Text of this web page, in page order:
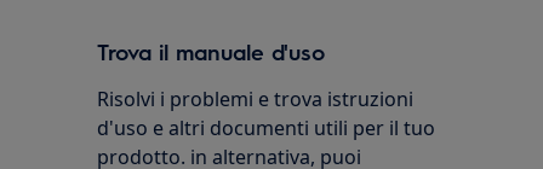
Trova il manuale d'uso
Risolvi i problemi e trova istruzioni
d'uso e altri documenti utili per il tuo
prodotto. in alternativa, puoi